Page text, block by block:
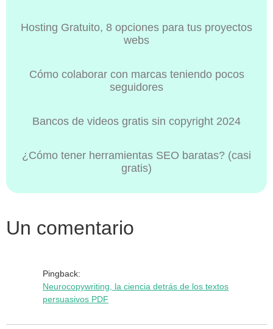
Hosting Gratuito, 8 opciones para tus proyectos
webs
Cómo colaborar con marcas teniendo pocos
seguidores
Bancos de videos gratis sin copyright 2024
¿Cómo tener herramientas SEO baratas? (casi
gratis)
Un comentario
Pingback:
Neurocopywriting, la ciencia detrás de los textos
persuasivos PDF